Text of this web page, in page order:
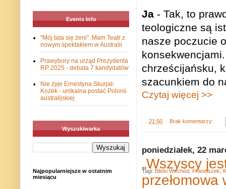
Ja - Tak, to
teologiczne są
nasze poczucie
chrześcijańsku,
szacunkiem do
Czytaj więcej >>
21:50 Brak komentarzy:
poniedziałek, 22
„Wszyscy
przełomowa
Tagi: Bliski Wschód Franciszek
Events Info
"Mój tata się żeni". Mam Teatr z
nowym spektaklem w Australii
Prawybory na urząd Prezydenta
RP 2025 - debata 7 kandydatów
Nie żyje Ernestyna Skurjat-
Kozek - unikalna postać Polonii
australijskiej
Wyszukiwarka
Najpopularniejsze w ostatnim
miesiącu